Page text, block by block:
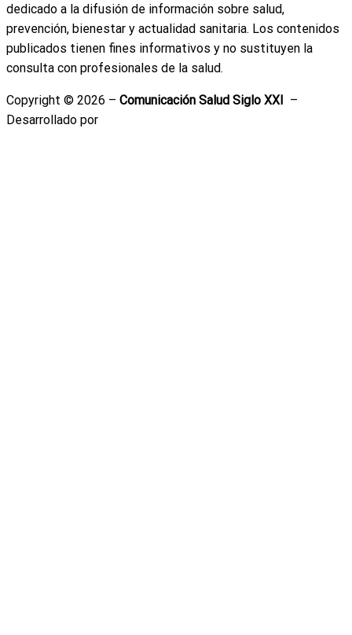
dedicado a la difusión de información sobre salud,
prevención, bienestar y actualidad sanitaria. Los contenidos
publicados tienen fines informativos y no sustituyen la
consulta con profesionales de la salud.
Copyright © 2026 – Comunicación Salud Siglo XXI –
Desarrollado por